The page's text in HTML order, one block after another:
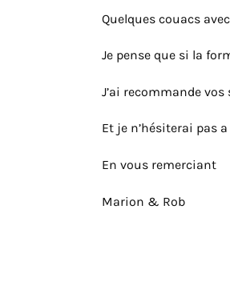
Quelques couacs
Je pense que si la
J’ai recommande
Et je n’hésiterai pas
En vous remerciant
Marion & Rob